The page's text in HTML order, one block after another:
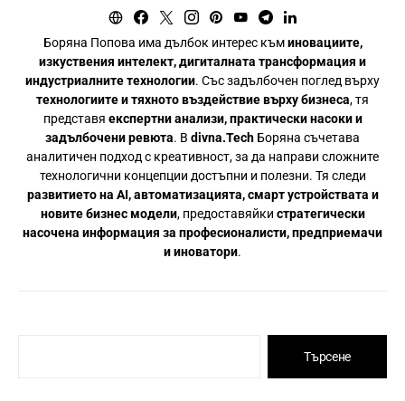
Боряна Попова има дълбок интерес къминовациите,
изкуствения интелект, дигиталната трансформация и
индустриалните технологии. Със задълбочен поглед върху
технологиите и тяхното въздействие върху бизнеса, тя
представя експертни анализи, практически насоки и
задълбочени ревюта. В divna.Tech Боряна съчетава
аналитичен подход с креативност, за да направи сложните
технологични концепции достъпни и полезни. Тя следи
развитието на AI, автоматизацията, смарт устройствата и
новите бизнес модели, предоставяйки стратегически
насочена информация за професионалисти, предприемачи
и иноватори.
Търсене